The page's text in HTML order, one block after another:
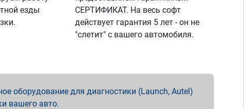
езды
СЕРТИФИКАТ. На весь софт
действует гарантия 5 лет - он не
"слетит" с вашего автомобиля.
оборудование для диагностики (Launch, Autel)
вашего авто.